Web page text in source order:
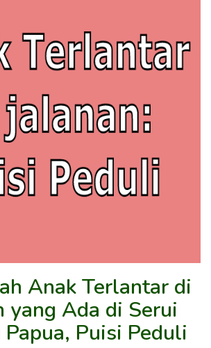
Anak Terlantar di
yang Ada di Serui
Puisi Peduli